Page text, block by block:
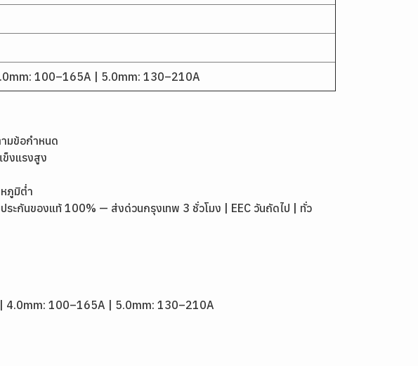
100–165A | 5.0mm: 130–210A
มข้อกำหนด
งแรงสูง
ภูมิต่ำ
ระกันของแท้ 100% — ส่งด่วนกรุงเทพ 3 ชั่วโมง | EEC วันถัดไป | ทั่ว
4.0mm: 100–165A | 5.0mm: 130–210A